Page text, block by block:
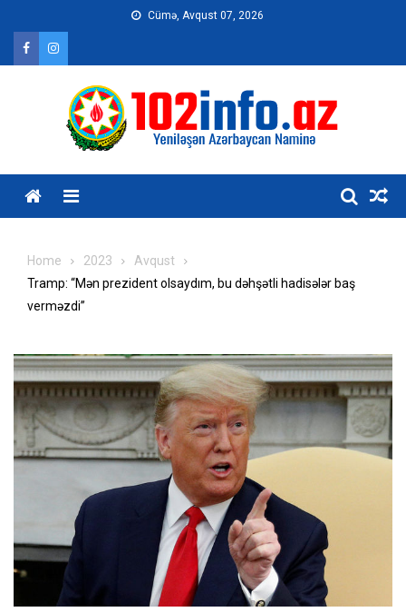
content
Cümə, Avqust 07, 2026
Home 2023
Avqust
Tramp: “Mən prezident olsaydım, bu dəhşətli hadisələr baş
verməzdi”